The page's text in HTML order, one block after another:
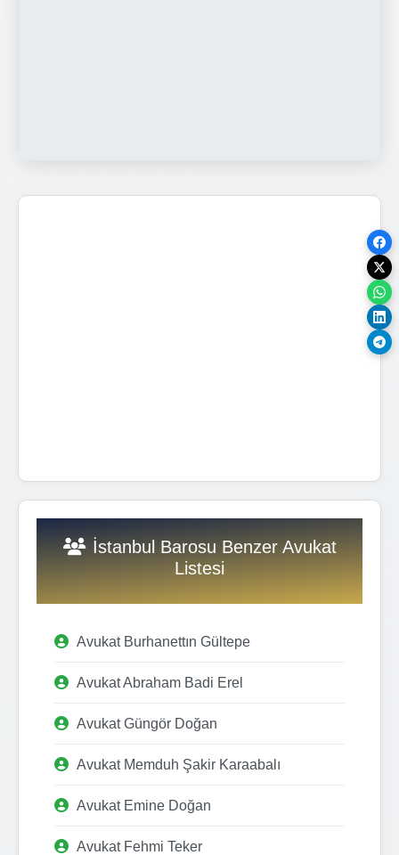
İstanbul Barosu Benzer Avukat
Listesi
Avukat Burhanettın Gültepe
Avukat Abraham Badi Erel
Avukat Güngör Doğan
Avukat Memduh Şakir Karaabalı
Avukat Emine Doğan
Avukat Fehmi Teker